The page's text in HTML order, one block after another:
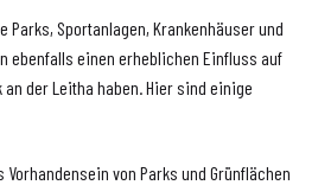
Sportanlagen, Krankenhäuser und
ebenfalls einen erheblichen Einfluss auf
der Leitha haben. Hier sind einige
Vorhandensein von Parks und Grünflächen